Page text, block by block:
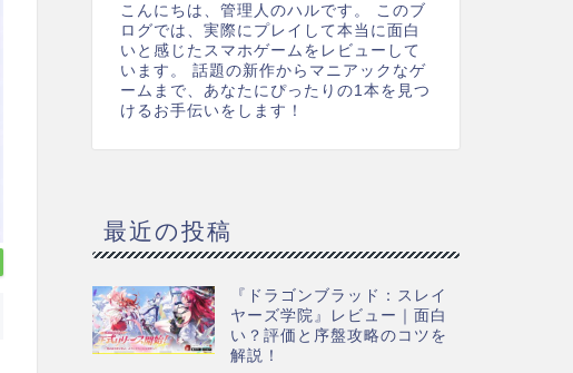
こんにちは、管理人のハルです。 このブ
ログでは、実際にプレイして本当に面白
いと感じたスマホゲームをレビューして
います。 話題の新作からマニアックなゲ
ームまで、あなたにぴったりの1本を見つ
けるお手伝いをします！
最近の投稿
『ドラゴンブラッド：スレイ
ヤーズ学院』レビュー｜面白
い？評価と序盤攻略のコツを
解説！